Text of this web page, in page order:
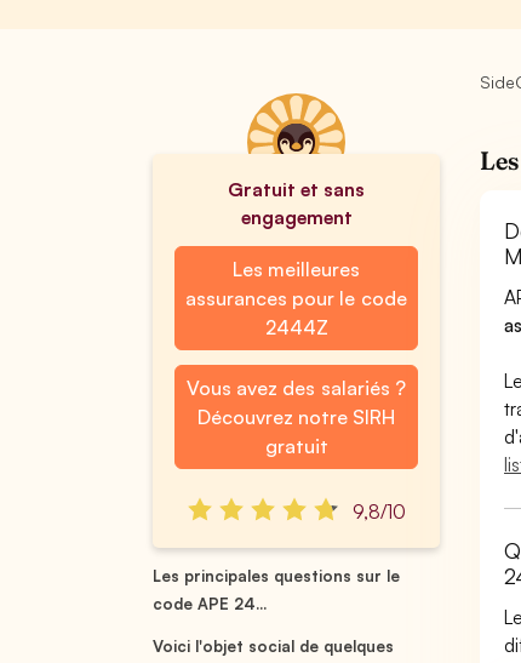
Gratuit et sans
engagement
Les meilleures
assurances pour le code
2444Z
Vous avez des salariés ?
Découvrez notre SIRH
gratuit
9,8/10
Les principales questions sur le
code APE 24...
Voici l'objet social de quelques